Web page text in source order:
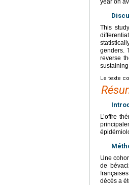
This
genders.
reverse
Le texte
L’offre
Une
de
décès a